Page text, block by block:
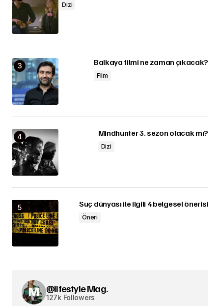
Dizi
Balkaya filmi ne zaman çıkacak?
Film
Mindhunter 3. sezon olacak mı?
Dizi
Suç dünyası ile ilgili 4 belgesel önerisi
Öneri
@lifestyle Mag.
127k Followers